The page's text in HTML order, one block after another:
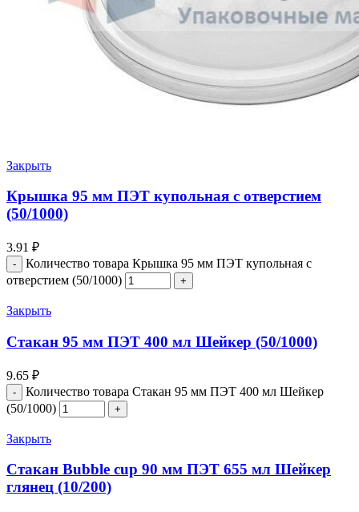
Закрыть
Крышка 95 мм ПЭТ купольная с отверстием
(50/1000)
3.91 ₽
Количество товара Крышка 95 мм ПЭТ купольная с
отверстием (50/1000)
Закрыть
Стакан 95 мм ПЭТ 400 мл Шейкер (50/1000)
9.65 ₽
Количество товара Стакан 95 мм ПЭТ 400 мл Шейкер
(50/1000)
Закрыть
Стакан Bubble cup 90 мм ПЭТ 655 мл Шейкер
глянец (10/200)